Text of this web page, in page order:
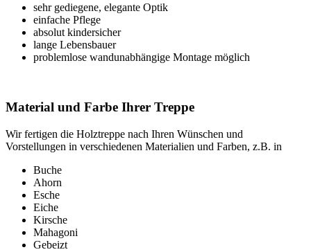
sehr gediegene, elegante Optik
einfache Pflege
absolut kindersicher
lange Lebensbauer
problemlose wandunabhängige Montage möglich
Material und Farbe Ihrer Treppe
Wir fertigen die Holztreppe nach Ihren Wünschen und
Vorstellungen in verschiedenen Materialien und Farben, z.B. in
Buche
Ahorn
Esche
Eiche
Kirsche
Mahagoni
Gebeizt